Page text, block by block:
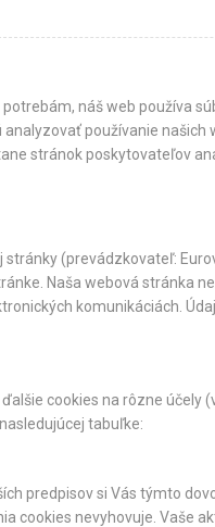
náš web používa
používanie
stránok poskytovateľov
(prevádzkovateľ:
Naša webová stránka
komunikáciách.
cookies na rôzne účely
tabuľke:
predpisov si Vás týmto
cookies nevyhovuje. Vaše